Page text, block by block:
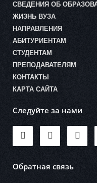
СВЕДЕНИЯ ОБ
ЖИЗНЬ ВУЗА
НАПРАВЛЕНИЯ
АБИТУРИЕНТАМ
СТУДЕНТАМ
ПРЕПОДАВАТЕЛЯМ
КОНТАКТЫ
КАРТА САЙТА
Следуйте за нами
Обратная связь